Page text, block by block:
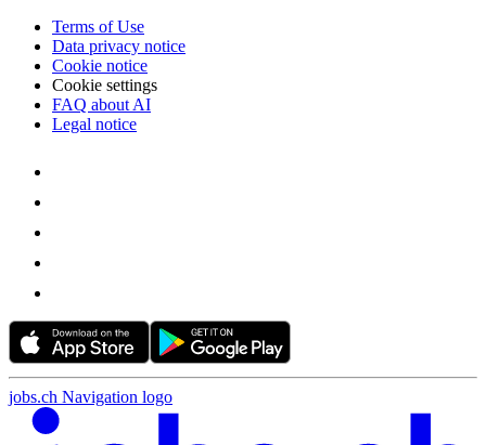
Terms of Use
Data privacy notice
Cookie notice
Cookie settings
FAQ about AI
Legal notice
jobs.ch Navigation logo